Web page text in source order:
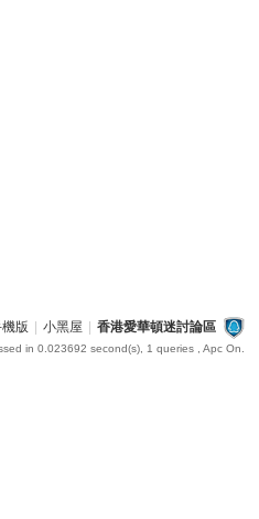
版 小黑屋 香港愛華頓迷討論區
in 0.023692 second(s), 1 queries , Apc On.